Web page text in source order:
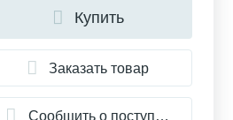
Купить
Заказать товар
Сообщить о поступлении